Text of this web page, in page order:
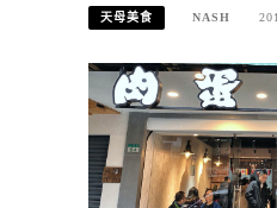
天母美食 NASH